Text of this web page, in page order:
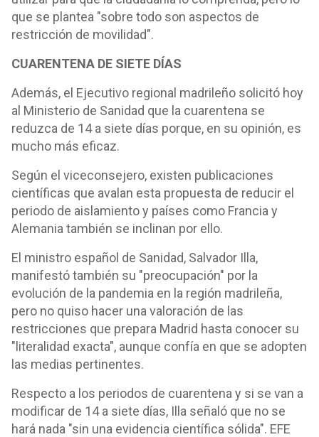
que se plantea "sobre todo son aspectos de
restricción de movilidad".
CUARENTENA DE SIETE DÍAS
Además, el Ejecutivo regional madrileño solicitó hoy
al Ministerio de Sanidad que la cuarentena se
reduzca de 14 a siete días porque, en su opinión, es
mucho más eficaz.
Según el viceconsejero, existen publicaciones
científicas que avalan esta propuesta de reducir el
periodo de aislamiento y países como Francia y
Alemania también se inclinan por ello.
El ministro español de Sanidad, Salvador Illa,
manifestó también su "preocupación" por la
evolución de la pandemia en la región madrileña,
pero no quiso hacer una valoración de las
restricciones que prepara Madrid hasta conocer su
"literalidad exacta", aunque confía en que se adopten
las medias pertinentes.
Respecto a los periodos de cuarentena y si se van a
modificar de 14 a siete días, Illa señaló que no se
hará nada "sin una evidencia científica sólida". EFE